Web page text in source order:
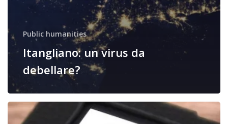
Public humanities
Itangliano: un virus da
debellare?
Parlare